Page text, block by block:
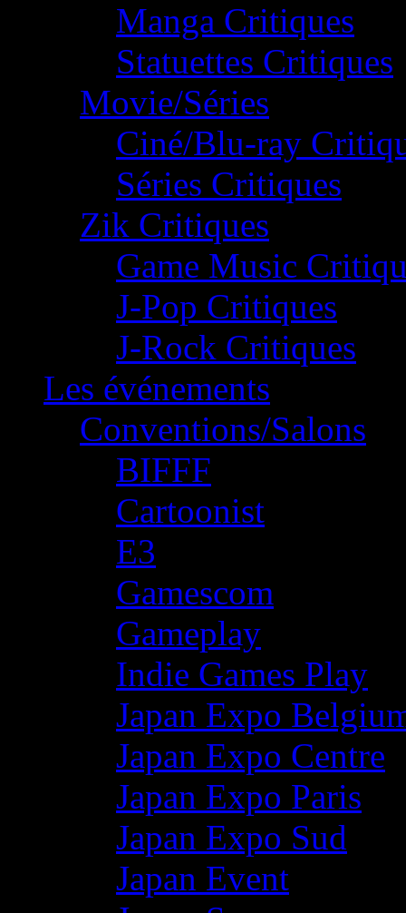
Manga Critiques
Statuettes Critiques
Movie/Séries
Ciné/Blu-ray
Séries Critiques
Zik Critiques
Game Music
J-Pop Critiques
J-Rock Critiques
Les événements
Conventions/Salons
BIFFF
Cartoonist
E3
Gamescom
Gameplay
Indie Games Play
Japan Expo
Japan Expo Centre
Japan Expo Paris
Japan Expo Sud
Japan Event